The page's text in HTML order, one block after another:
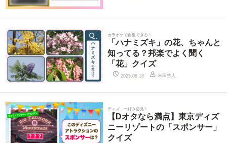
カラオケで自慢できる！
「ハナミズキ」の花、ちゃんと
知ってる？邦楽でよく聞く
「花」クイズ
2025.08.18 米田悠人
ディズニー好き必見！
【Dオタなら満点】東京ディズ
ニーリゾートの「スポンサー」
クイズ